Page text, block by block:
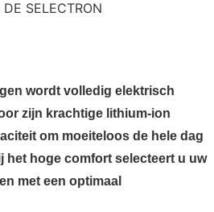
SELECTRON
wordt volledig elektrisch
zijn krachtige lithium-ion
om moeiteloos de hele dag
het hoge comfort selecteert u uw
met een optimaal